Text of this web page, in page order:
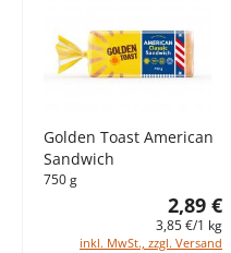
Golden Toast American
Sandwich
750 g
2,89 €
3,85 €/1 kg
inkl. MwSt., zzgl. Versand